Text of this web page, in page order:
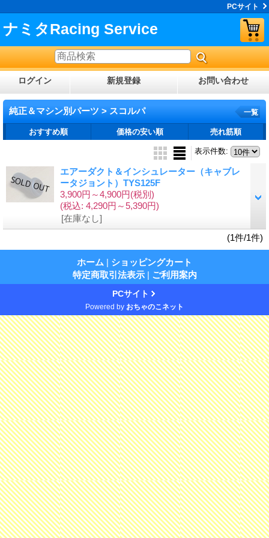
PCサイト
ナミタRacing Service
ログイン 新規登録 お問い合わせ
純正＆マシン別パーツ > スコルパ 一覧
おすすめ順 価格の安い順 売れ筋順
表示件数:
エアーダクト＆インシュレーター（キャブレ
ータジョント）TYS125F
3,900円～4,900円(税別)
(税込: 4,290円～5,390円)
[在庫なし]
(1件/1件)
ホーム | ショッピングカート
特定商取引法表示 | ご利用案内
PCサイト
Powered by おちゃのこネット